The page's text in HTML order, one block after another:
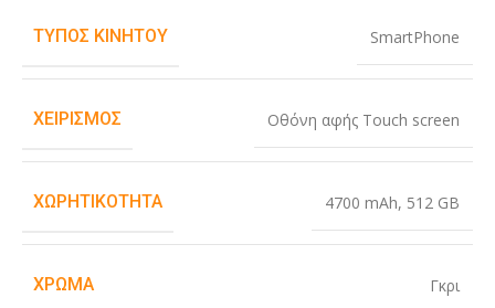
ΤΎΠΟΣ ΚΙΝΗΤΟΎ SmartPhone
ΧΕΙΡΙΣΜΌΣ Οθόνη αφής Touch screen
ΧΩΡΗΤΙΚΌΤΗΤΑ 4700 mAh, 512 GB
ΧΡΏΜΑ Γκρι